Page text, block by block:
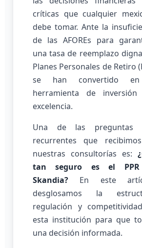
críticas que cualquier
debe tomar. Ante la
de las AFOREs para
una tasa de reemplazo
Planes Personales de Retiro
se han convertido
herramienta de
excelencia.
Una de las preguntas
recurrentes que
nuestras consultorías es:
tan seguro es el
Skandia? En este
desglosamos la
regulación y
esta institución para que
una decisión informada.